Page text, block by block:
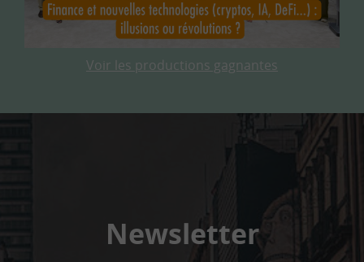
Voir les productions gagnantes
Newsletter